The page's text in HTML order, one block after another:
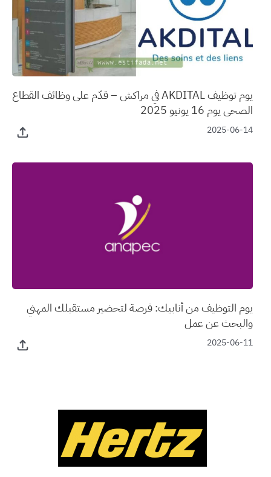
يوم توظيف AKDITAL في مراكش – قدّم على وظائف القطاع
الصحي يوم 16 يونيو 2025
2025-06-14
يوم التوظيف من أنابيك: فرصة لتحضير مستقبلك المهني
والبحث عن عمل
2025-06-11